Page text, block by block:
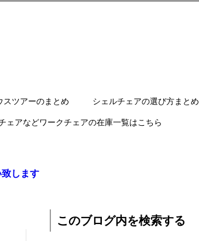
ツアーのまとめ シェルチェアの選び方まとめ
ェアなどワークチェアの在庫一覧はこちら
します
このブログ内を検索する